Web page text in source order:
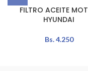
FILTRO ACEITE
HYUNDAI
Bs.4.250